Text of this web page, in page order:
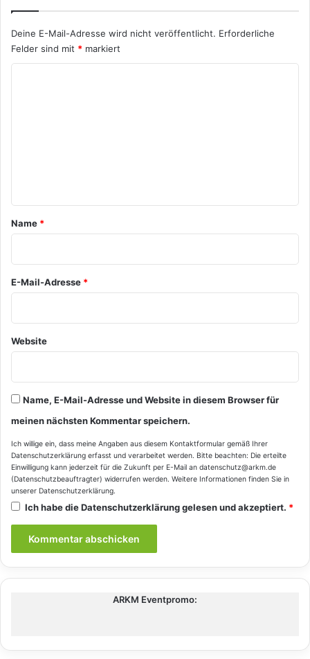
Deine E-Mail-Adresse wird nicht veröffentlicht. Erforderliche
Felder sind mit * markiert
a
*
Name *
E-Mail-Adresse *
Website
Name, E-Mail-Adresse und Website in diesem Browser für
meinen nächsten Kommentar speichern.
Ich willige ein, dass meine Angaben aus diesem Kontaktformular gemäß Ihrer
Datenschutzerklärung erfasst und verarbeitet werden. Bitte beachten: Die erteilte
Einwilligung kann jederzeit für die Zukunft per E-Mail an datenschutz@arkm.de
(Datenschutzbeauftragter) widerrufen werden. Weitere Informationen finden Sie in
unserer Datenschutzerklärung.
Ich habe dieDatenschutzerklärunggelesen und akzeptiert. *
ARKM Eventpromo: